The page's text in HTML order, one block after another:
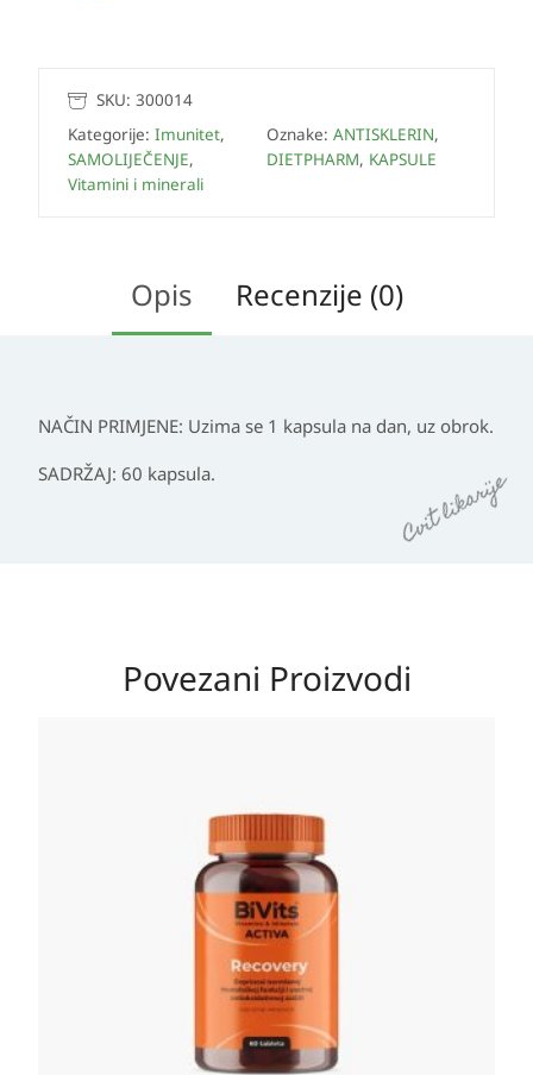
SKU: 300014
Kategorije: Imunitet,
SAMOLIJEČENJE,
Vitamini i minerali
Oznake: ANTISKLERIN,
DIETPHARM, KAPSULE
Opis Recenzije (0)
NAČIN PRIMJENE: Uzima se 1 kapsula na dan, uz obrok.
SADRŽAJ: 60 kapsula.
Povezani Proizvodi